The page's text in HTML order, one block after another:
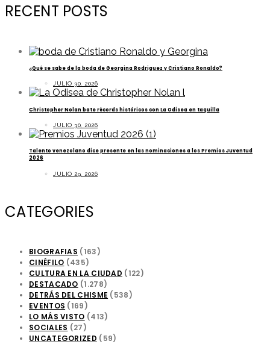
RECENT POSTS
¿Qué se sabe de la boda de Georgina Rodriguez y Cristiano Ronaldo?
JULIO 30, 2026
Christopher Nolan bate récords históricos con La Odisea en taquilla
JULIO 30, 2026
Talento venezolano dice presente en las nominaciones a los Premios Juventud
2026
JULIO 29, 2026
CATEGORIES
BIOGRAFIAS (163)
CINÉFILO (435)
CULTURA EN LA CIUDAD (122)
DESTACADO (1.278)
DETRÁS DEL CHISME (538)
EVENTOS (169)
LO MÁS VISTO (413)
SOCIALES (27)
UNCATEGORIZED (59)